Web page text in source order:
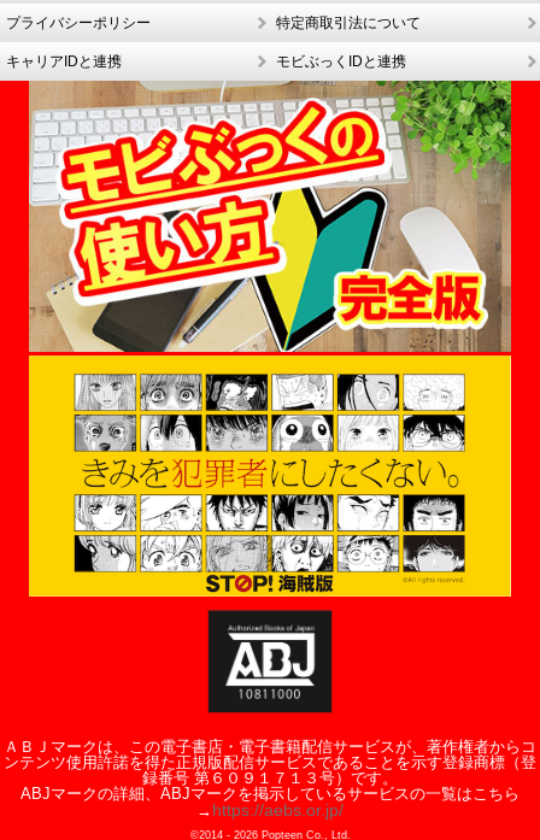
プライバシーポリシー 特定商取引法について
キャリアIDと連携 モビぶっくIDと連携
ＡＢＪマークは、この電子書店・電子書籍配信サービスが、著作権者からコ
ンテンツ使用許諾を得た正規版配信サービスであることを示す登録商標（登
録番号 第６０９１７１３号）です。
ABJマークの詳細、ABJマークを掲示しているサービスの一覧はこちら
→ https://aebs.or.jp/
©2014 - 2026Popteen Co., Ltd.